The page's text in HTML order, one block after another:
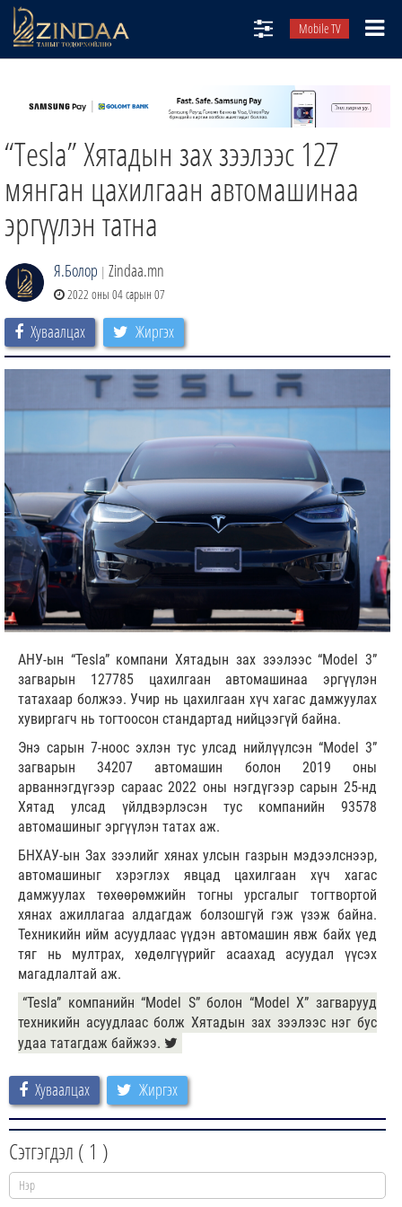
Mobile TV
ТВ8
ӨГЛӨӨНИЙ СОНИН
“Tesla” Хятадын зах зээлээс 127
мянган цахилгаан автомашинаа
эргүүлэн татна
Я.Болор | Zindaa.mn
2022 оны 04 сарын 07
Хуваалцах Жиргэх
АНУ-ын “Tesla” компани Хятадын зах зээлээс “Model 3”
загварын 127785 цахилгаан автомашинаа эргүүлэн
татахаар болжээ. Учир нь цахилгаан хүч хагас дамжуулах
хувиргагч нь тогтоосон стандартад нийцээгүй байна.
Энэ сарын 7-ноос эхлэн тус улсад нийлүүлсэн “Model 3”
загварын 34207 автомашин болон 2019 оны
арваннэгдүгээр сараас 2022 оны нэгдүгээр сарын 25-нд
Хятад улсад үйлдвэрлэсэн тус компанийн 93578
автомашиныг эргүүлэн татах аж.
БНХАУ-ын Зах зээлийг хянах улсын газрын мэдээлснээр,
автомашиныг хэрэглэх явцад цахилгаан хүч хагас
дамжуулах төхөөрөмжийн тогны урсгалыг тогтвортой
хянах ажиллагаа алдагдаж болзошгүй гэж үзэж байна.
Техникийн ийм асуудлаас үүдэн автомашин явж байх үед
тяг нь мултрах, хөдөлгүүрийг асаахад асуудал үүсэх
магадлалтай аж.
“Tesla” компанийн “Model S” болон “Model X” загварууд
техникийн асуудлаас болж Хятадын зах зээлээс нэг бус
удаа татагдаж байжээ.
Хуваалцах Жиргэх
Сэтгэгдэл ( 1 )